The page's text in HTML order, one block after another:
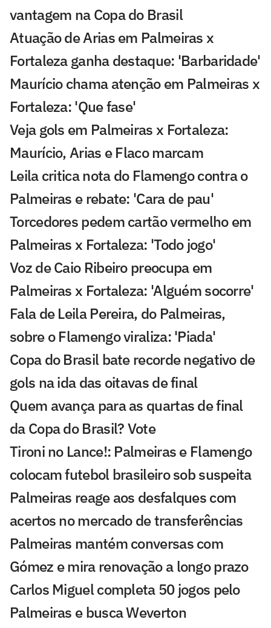
vantagem na Copa do Brasil
Atuação de Arias em Palmeiras x
Fortaleza ganha destaque: 'Barbaridade'
Maurício chama atenção em Palmeiras x
Fortaleza: 'Que fase'
Veja gols em Palmeiras x Fortaleza:
Maurício, Arias e Flaco marcam
Leila critica nota do Flamengo contra o
Palmeiras e rebate: 'Cara de pau'
Torcedores pedem cartão vermelho em
Palmeiras x Fortaleza: 'Todo jogo'
Voz de Caio Ribeiro preocupa em
Palmeiras x Fortaleza: 'Alguém socorre'
Fala de Leila Pereira, do Palmeiras,
sobre o Flamengo viraliza: 'Piada'
Copa do Brasil bate recorde negativo de
gols na ida das oitavas de final
Quem avança para as quartas de final
da Copa do Brasil? Vote
Tironi no Lance!: Palmeiras e Flamengo
colocam futebol brasileiro sob suspeita
Palmeiras reage aos desfalques com
acertos no mercado de transferências
Palmeiras mantém conversas com
Gómez e mira renovação a longo prazo
Carlos Miguel completa 50 jogos pelo
Palmeiras e busca Weverton